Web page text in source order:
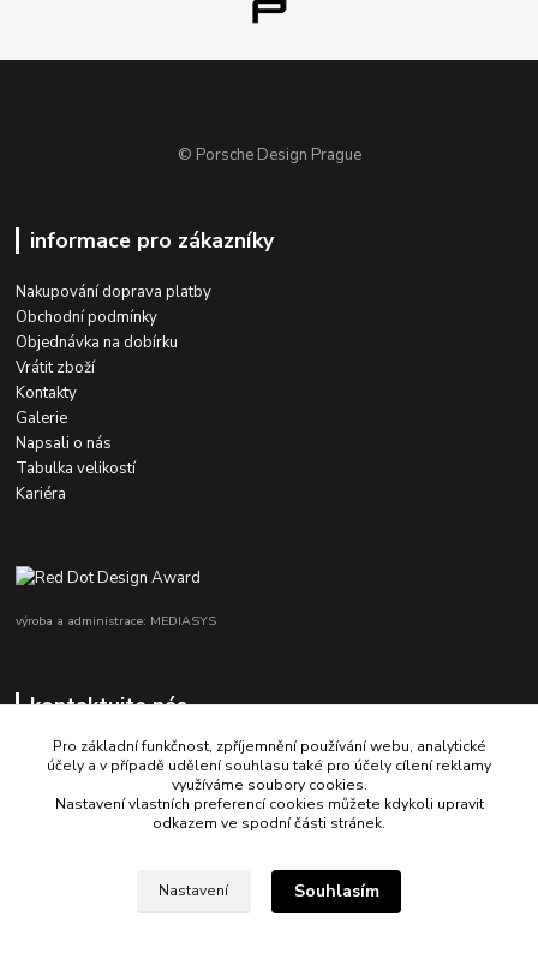
© Porsche Design Prague
informace pro zákazníky
Nakupování doprava platby
Obchodní podmínky
Objednávka na dobírku
Vrátit zboží
Kontakty
Galerie
Napsali o nás
Tabulka velikostí
Kariéra
výroba a administrace: MEDIASYS
kontaktujte nás
+420 725 347 646
Pro základní funkčnost, zpříjemnění používání webu, analytické
účely a v případě udělení souhlasu také pro účely cílení reklamy
využíváme soubory cookies.
Nastavení vlastních preferencí cookies můžete kdykoli upravit
odkazem ve spodní části stránek.
Nastavení Souhlasím